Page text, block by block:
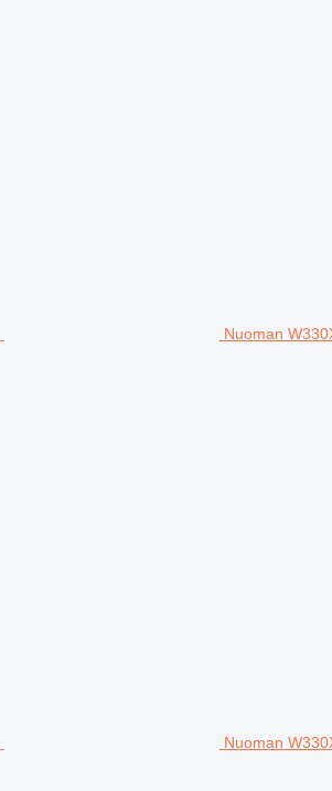
Nuoman
Nuoman